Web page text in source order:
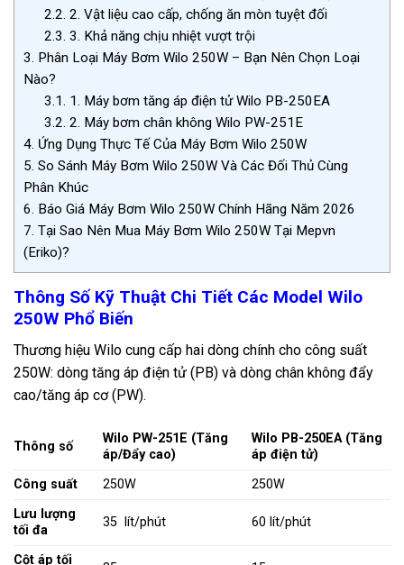
2.2. 2. Vật liệu cao cấp, chống ăn mòn tuyệt đối
2.3. 3. Khả năng chịu nhiệt vượt trội
3. Phân Loại Máy Bơm Wilo 250W – Bạn Nên Chọn Loại
Nào?
3.1. 1. Máy bơm tăng áp điện tử Wilo PB-250EA
3.2. 2. Máy bơm chân không Wilo PW-251E
4. Ứng Dụng Thực Tế Của Máy Bơm Wilo 250W
5. So Sánh Máy Bơm Wilo 250W Và Các Đối Thủ Cùng
Phân Khúc
6. Báo Giá Máy Bơm Wilo 250W Chính Hãng Năm 2026
7. Tại Sao Nên Mua Máy Bơm Wilo 250W Tại Mepvn
(Eriko)?
Thông Số Kỹ Thuật Chi Tiết Các Model Wilo
250W Phổ Biến
Thương hiệu Wilo cung cấp hai dòng chính cho công suất
250W: dòng tăng áp điện tử (PB) và dòng chân không đẩy
cao/tăng áp cơ (PW).
Thông số
Wilo PW-251E (Tăng
áp/Đẩy cao)
Wilo PB-250EA (Tăng
áp điện tử)
Công suất
250W
250W
Lưu lượng
tối đa
35 lít/phút 60 lít/phút
Cột áp tối